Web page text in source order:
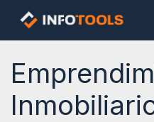
Ir al contenido